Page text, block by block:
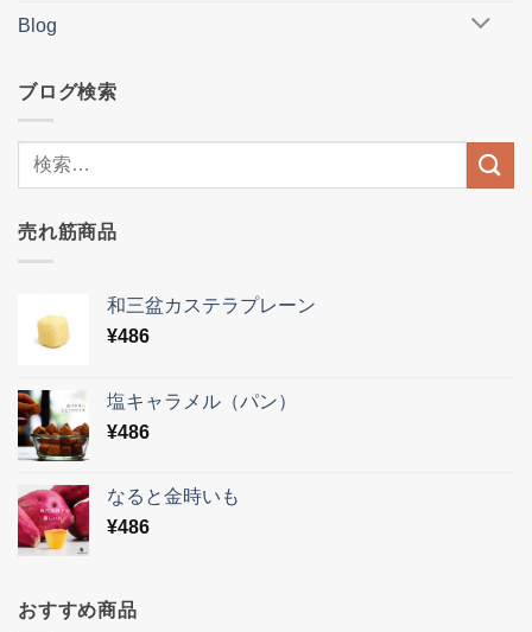
Blog
ブログ検索
売れ筋商品
和三盆カステラプレーン
¥486
塩キャラメル（パン）
¥486
なると金時いも
¥486
おすすめ商品